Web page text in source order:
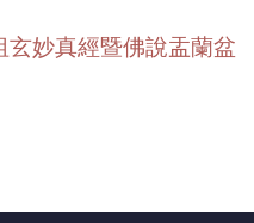
經暨佛說盂蘭盆